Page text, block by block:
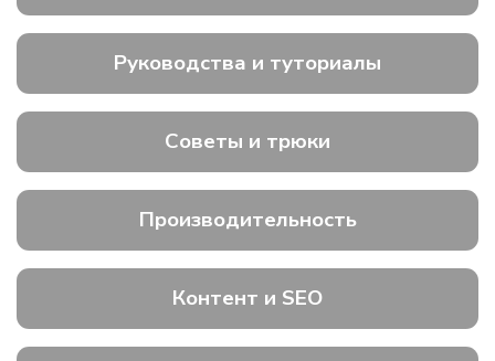
Руководства и туториалы
Советы и трюки
Производительность
Контент и SEO